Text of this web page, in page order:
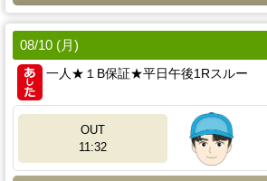
08/10 (月)
一人★１B保証★平日午後1Rスルー
OUT
11:32